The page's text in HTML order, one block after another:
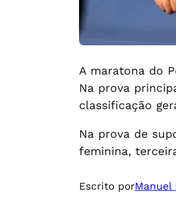
A maratona do
Na prova
classificação
Na prova de
feminina,
Escrito porManuel